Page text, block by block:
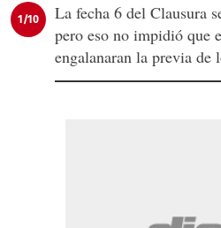
1/10
La fecha 6 del Clausura
pero eso no impidió que
engalanaran la previa de